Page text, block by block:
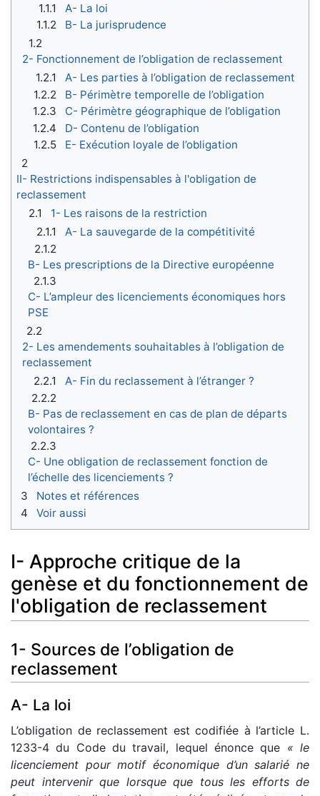
1.1.1
A- La loi
1.1.2
B- La jurisprudence
1.2
2- Fonctionnement de l’obligation de reclassement
1.2.1
A- Les parties à l’obligation de reclassement
1.2.2
B- Périmètre temporelle de l’obligation
1.2.3
C- Périmètre géographique de l’obligation
1.2.4
D- Contenu de l’obligation
1.2.5
E- Exécution loyale de l’obligation
2
II- Restrictions indispensables à l'obligation de
reclassement
2.1
1- Les raisons de la restriction
2.1.1
A- La sauvegarde de la compétitivité
2.1.2
B- Les prescriptions de la Directive européenne
2.1.3
C- L’ampleur des licenciements économiques hors
PSE
2.2
2- Les amendements souhaitables à l’obligation de
reclassement
2.2.1
A- Fin du reclassement à l’étranger ?
2.2.2
B- Pas de reclassement en cas de plan de départs
volontaires ?
2.2.3
C- Une obligation de reclassement fonction de
l’échelle des licenciements ?
3
Notes et références
4
Voir aussi
I- Approche critique de la
genèse et du fonctionnement de
l'obligation de reclassement
1- Sources de l’obligation de
reclassement
A- La loi
L’obligation de reclassement est codifiée à l’article L.
1233-4 du Code du travail, lequel énonce que « le
licenciement pour motif économique d’un salarié ne
peut intervenir que lorsque que tous les efforts de